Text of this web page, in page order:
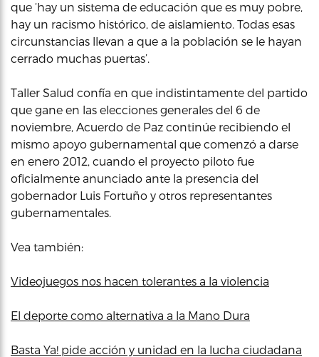
que ‘hay un sistema de educación que es muy pobre,
hay un racismo histórico, de aislamiento. Todas esas
circunstancias llevan a que a la población se le hayan
cerrado muchas puertas’.
Taller Salud confía en que indistintamente del partido
que gane en las elecciones generales del 6 de
noviembre, Acuerdo de Paz continúe recibiendo el
mismo apoyo gubernamental que comenzó a darse
en enero 2012, cuando el proyecto piloto fue
oficialmente anunciado ante la presencia del
gobernador Luis Fortuño y otros representantes
gubernamentales.
Vea también:
Videojuegos nos hacen tolerantes a la violencia
El deporte como alternativa a la Mano Dura
Basta Ya! pide acción y unidad en la lucha ciudadana